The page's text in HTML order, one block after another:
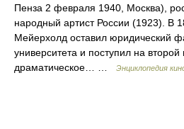
Пенза 2 февраля 1940, Москва),
народный артист России (1923). В
Мейерхолд оставил юридический
университета и поступил на
драматическое… …
Энциклопедия